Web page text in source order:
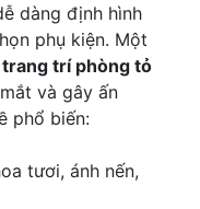
dàng định hình
phụ kiện. Một
trí phòng tỏ
và gây ấn
phổ biến:
tươi, ánh nến,